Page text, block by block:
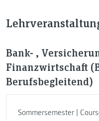
Bank- ,
Finanzwirtschaft
Berufsbegleitend)
Sommersemester |